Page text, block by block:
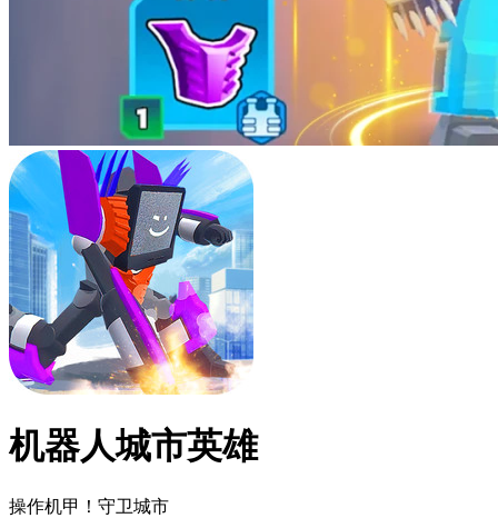
机器人城市英雄
操作机甲！守卫城市